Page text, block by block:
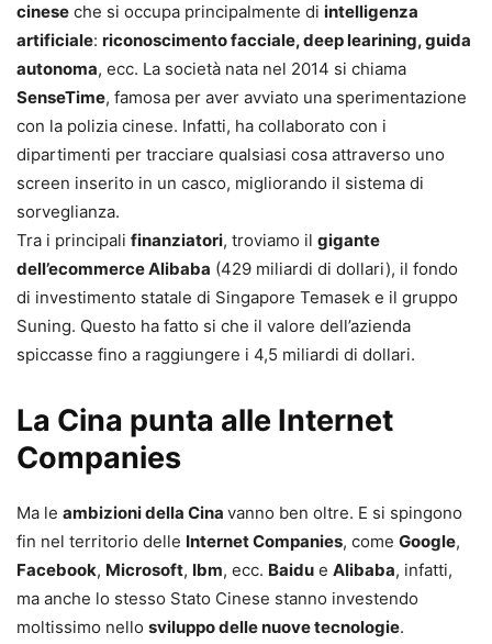
cinese che si occupa principalmente di intelligenza
artificiale: riconoscimento facciale, deep learining, guida
autonoma, ecc. La società nata nel 2014 si chiama
SenseTime, famosa per aver avviato una sperimentazione
con la polizia cinese. Infatti, ha collaborato con i
dipartimenti per tracciare qualsiasi cosa attraverso uno
screen inserito in un casco, migliorando il sistema di
sorveglianza.
Tra i principali finanziatori, troviamo il gigante
dell’ecommerce Alibaba (429 miliardi di dollari), il fondo
di investimento statale di Singapore Temasek e il gruppo
Suning. Questo ha fatto si che il valore dell’azienda
spiccasse fino a raggiungere i 4,5 miliardi di dollari.
La Cina punta alle Internet
Companies
Ma le ambizioni della Cina vanno ben oltre. E si spingono
fin nel territorio delle Internet Companies, come Google,
Facebook, Microsoft, Ibm, ecc. Baidu e Alibaba, infatti,
ma anche lo stesso Stato Cinese stanno investendo
moltissimo nello sviluppo delle nuove tecnologie.